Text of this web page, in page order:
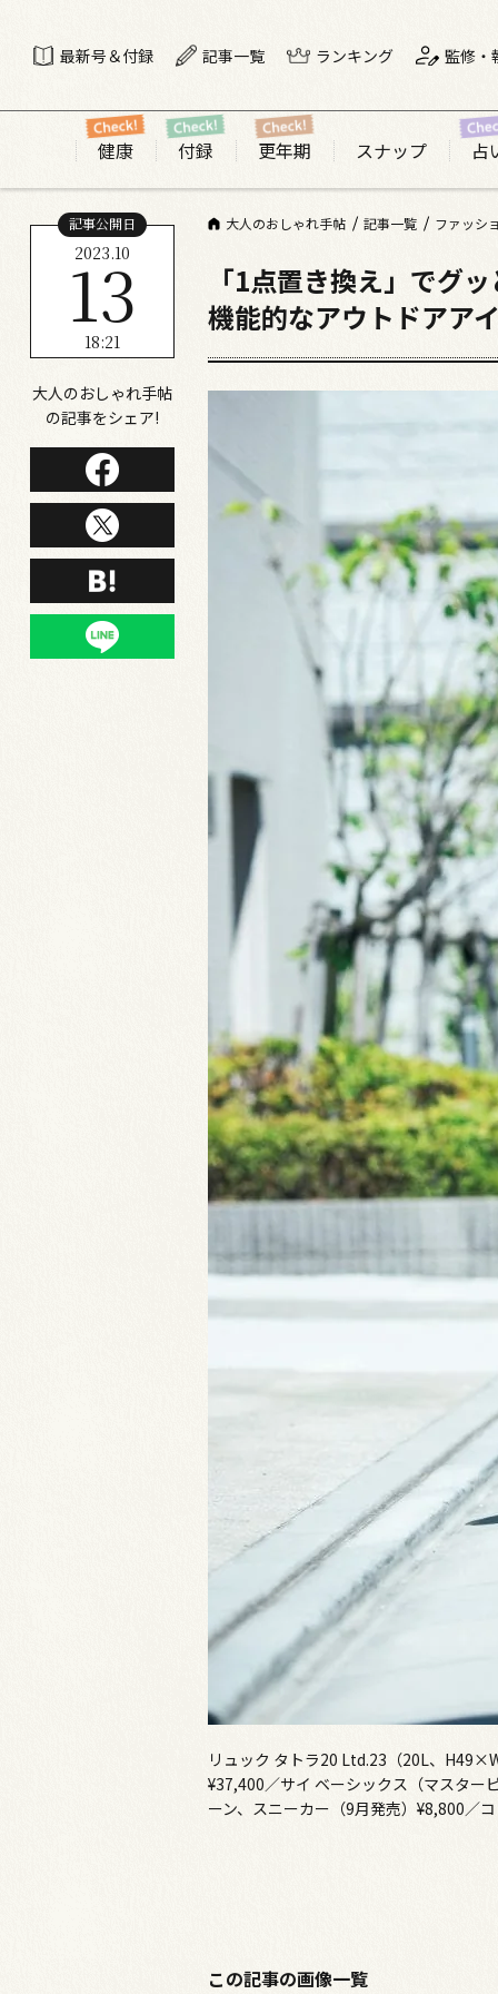
最新号＆付録 記事一覧 ランキング 監修・
健康 付録 更年期 スナップ 占
記事公開日
2023.10
13
18:21
大人のおしゃれ手帖
の記事をシェア!
大人のおしゃれ手帖 記事一覧 ファッシ
「1点置き換え」でグ
機能的なアウトドアア
リュック タトラ20 Ltd.23（20L、
¥37,400／サイ ベーシックス（マスター
ーン、スニーカー（9月発売）¥8,800／
この記事の画像一覧